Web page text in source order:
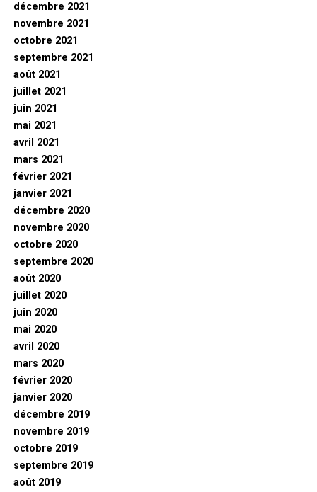
décembre 2021
novembre 2021
octobre 2021
septembre 2021
août 2021
juillet 2021
juin 2021
mai 2021
avril 2021
mars 2021
février 2021
janvier 2021
décembre 2020
novembre 2020
octobre 2020
septembre 2020
août 2020
juillet 2020
juin 2020
mai 2020
avril 2020
mars 2020
février 2020
janvier 2020
décembre 2019
novembre 2019
octobre 2019
septembre 2019
août 2019